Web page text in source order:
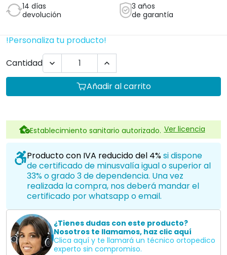
14 días
devolución
3 años
de garantía
!Personaliza tu producto!
Cantidad
 
Añadir al carrito
Establecimiento sanitario autorizado. Ver licencia
Producto con IVA reducido del 4%si dispone
de certificado de minusvalía igual o superior al
33% o grado 3 de dependencia. Una vez
realizada la compra, nos deberá mandar el
certificado por whatsapp o email.
¿Tienes dudas con este producto?
Nosotros te llamamos, haz clic aquí
Clica aquí y te llamará un técnico ortopedico
experto sin compromiso.